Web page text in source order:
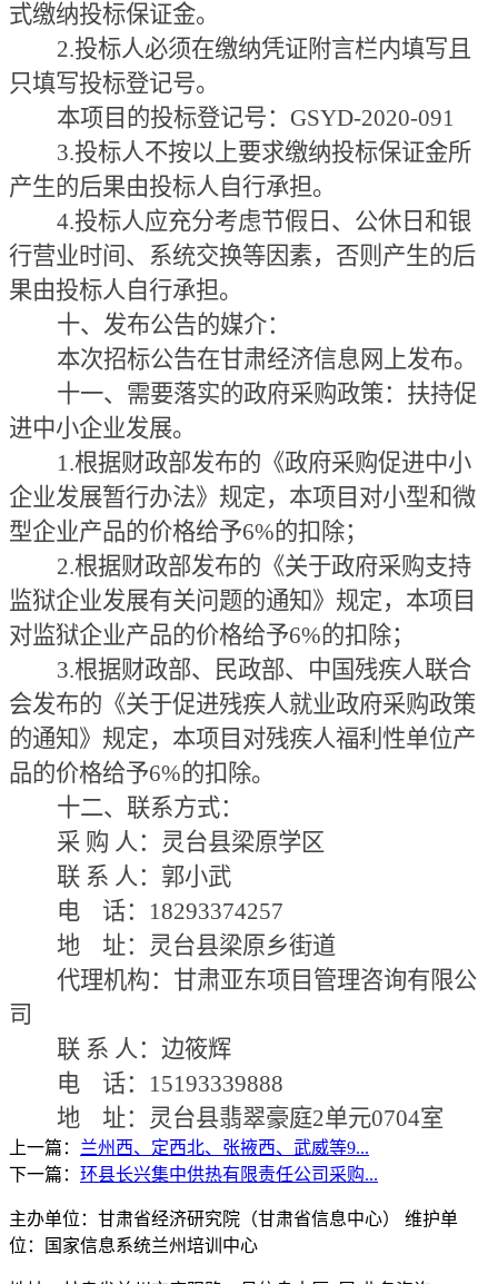
式缴纳投标保证金。
2.投标人必须在缴纳凭证附言栏内填写且
只填写投标登记号。
本项目的投标登记号： GSYD-2020-091
3.投标人不按以上要求缴纳投标保证金所
产生的后果由投标人自行承担。
4.投标人应充分考虑节假日、公休日和银
行营业时间、系统交换等因素，否则产生的后
果由投标人自行承担。
十、发布公告的媒介：
本次招标公告在甘肃经济信息网上发布。
十一、需要落实的政府采购政策： 扶持促
进中小企业发展。
1.根据财政部发布的《政府采购促进中小
企业发展暂行办法》规定，本项目对小型和微
型企业产品的价格给予6%的扣除；
2.根据财政部发布的《关于政府采购支持
监狱企业发展有关问题的通知》规定，本项目
对监狱企业产品的价格给予6%的扣除；
3.根据财政部、民政部、中国残疾人联合
会发布的《关于促进残疾人就业政府采购政策
的通知》规定，本项目对残疾人福利性单位产
品的价格给予6%的扣除。
十二、联系方式：
采 购 人：灵台县梁原学区
联 系 人：郭小武
电话：18293374257
地址：灵台县梁原乡街道
代理机构：甘肃亚东项目管理咨询有限公
司
联 系 人：边筱辉
电
话： 15193339888
地
址：灵台县翡翠豪庭2单元0704室
上一篇： 兰州西、定西北、张掖西、武威等9...
下一篇： 环县长兴集中供热有限责任公司采购...
主办单位：甘肃省经济研究院（甘肃省信息中心） 维护单
位：国家信息系统兰州培训中心